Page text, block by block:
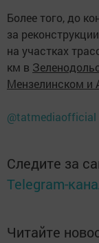
Более того, до
за
на участках
км в
Мензелинском и
@tatmediaofficial
Следите за
Telegram-
Читайте